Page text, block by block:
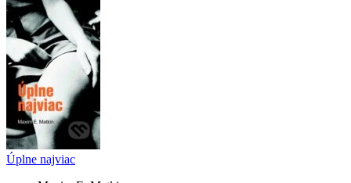
Úplne najviac